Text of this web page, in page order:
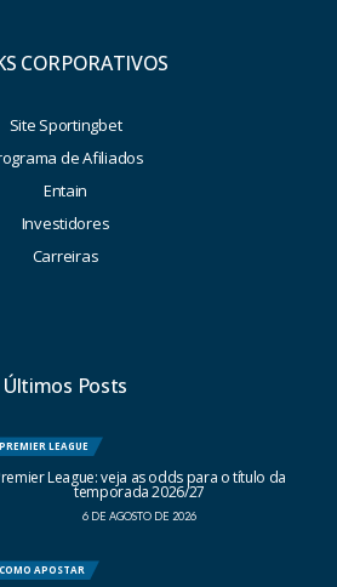
CORPORATIVOS
Site Sportingbet
de Afiliados
Entain
Investidores
Carreiras
Últimos Posts
PREMIER LEAGUE
League: veja as odds para o título da
temporada 2026/27
6 DE AGOSTO DE 2026
COMO APOSTAR